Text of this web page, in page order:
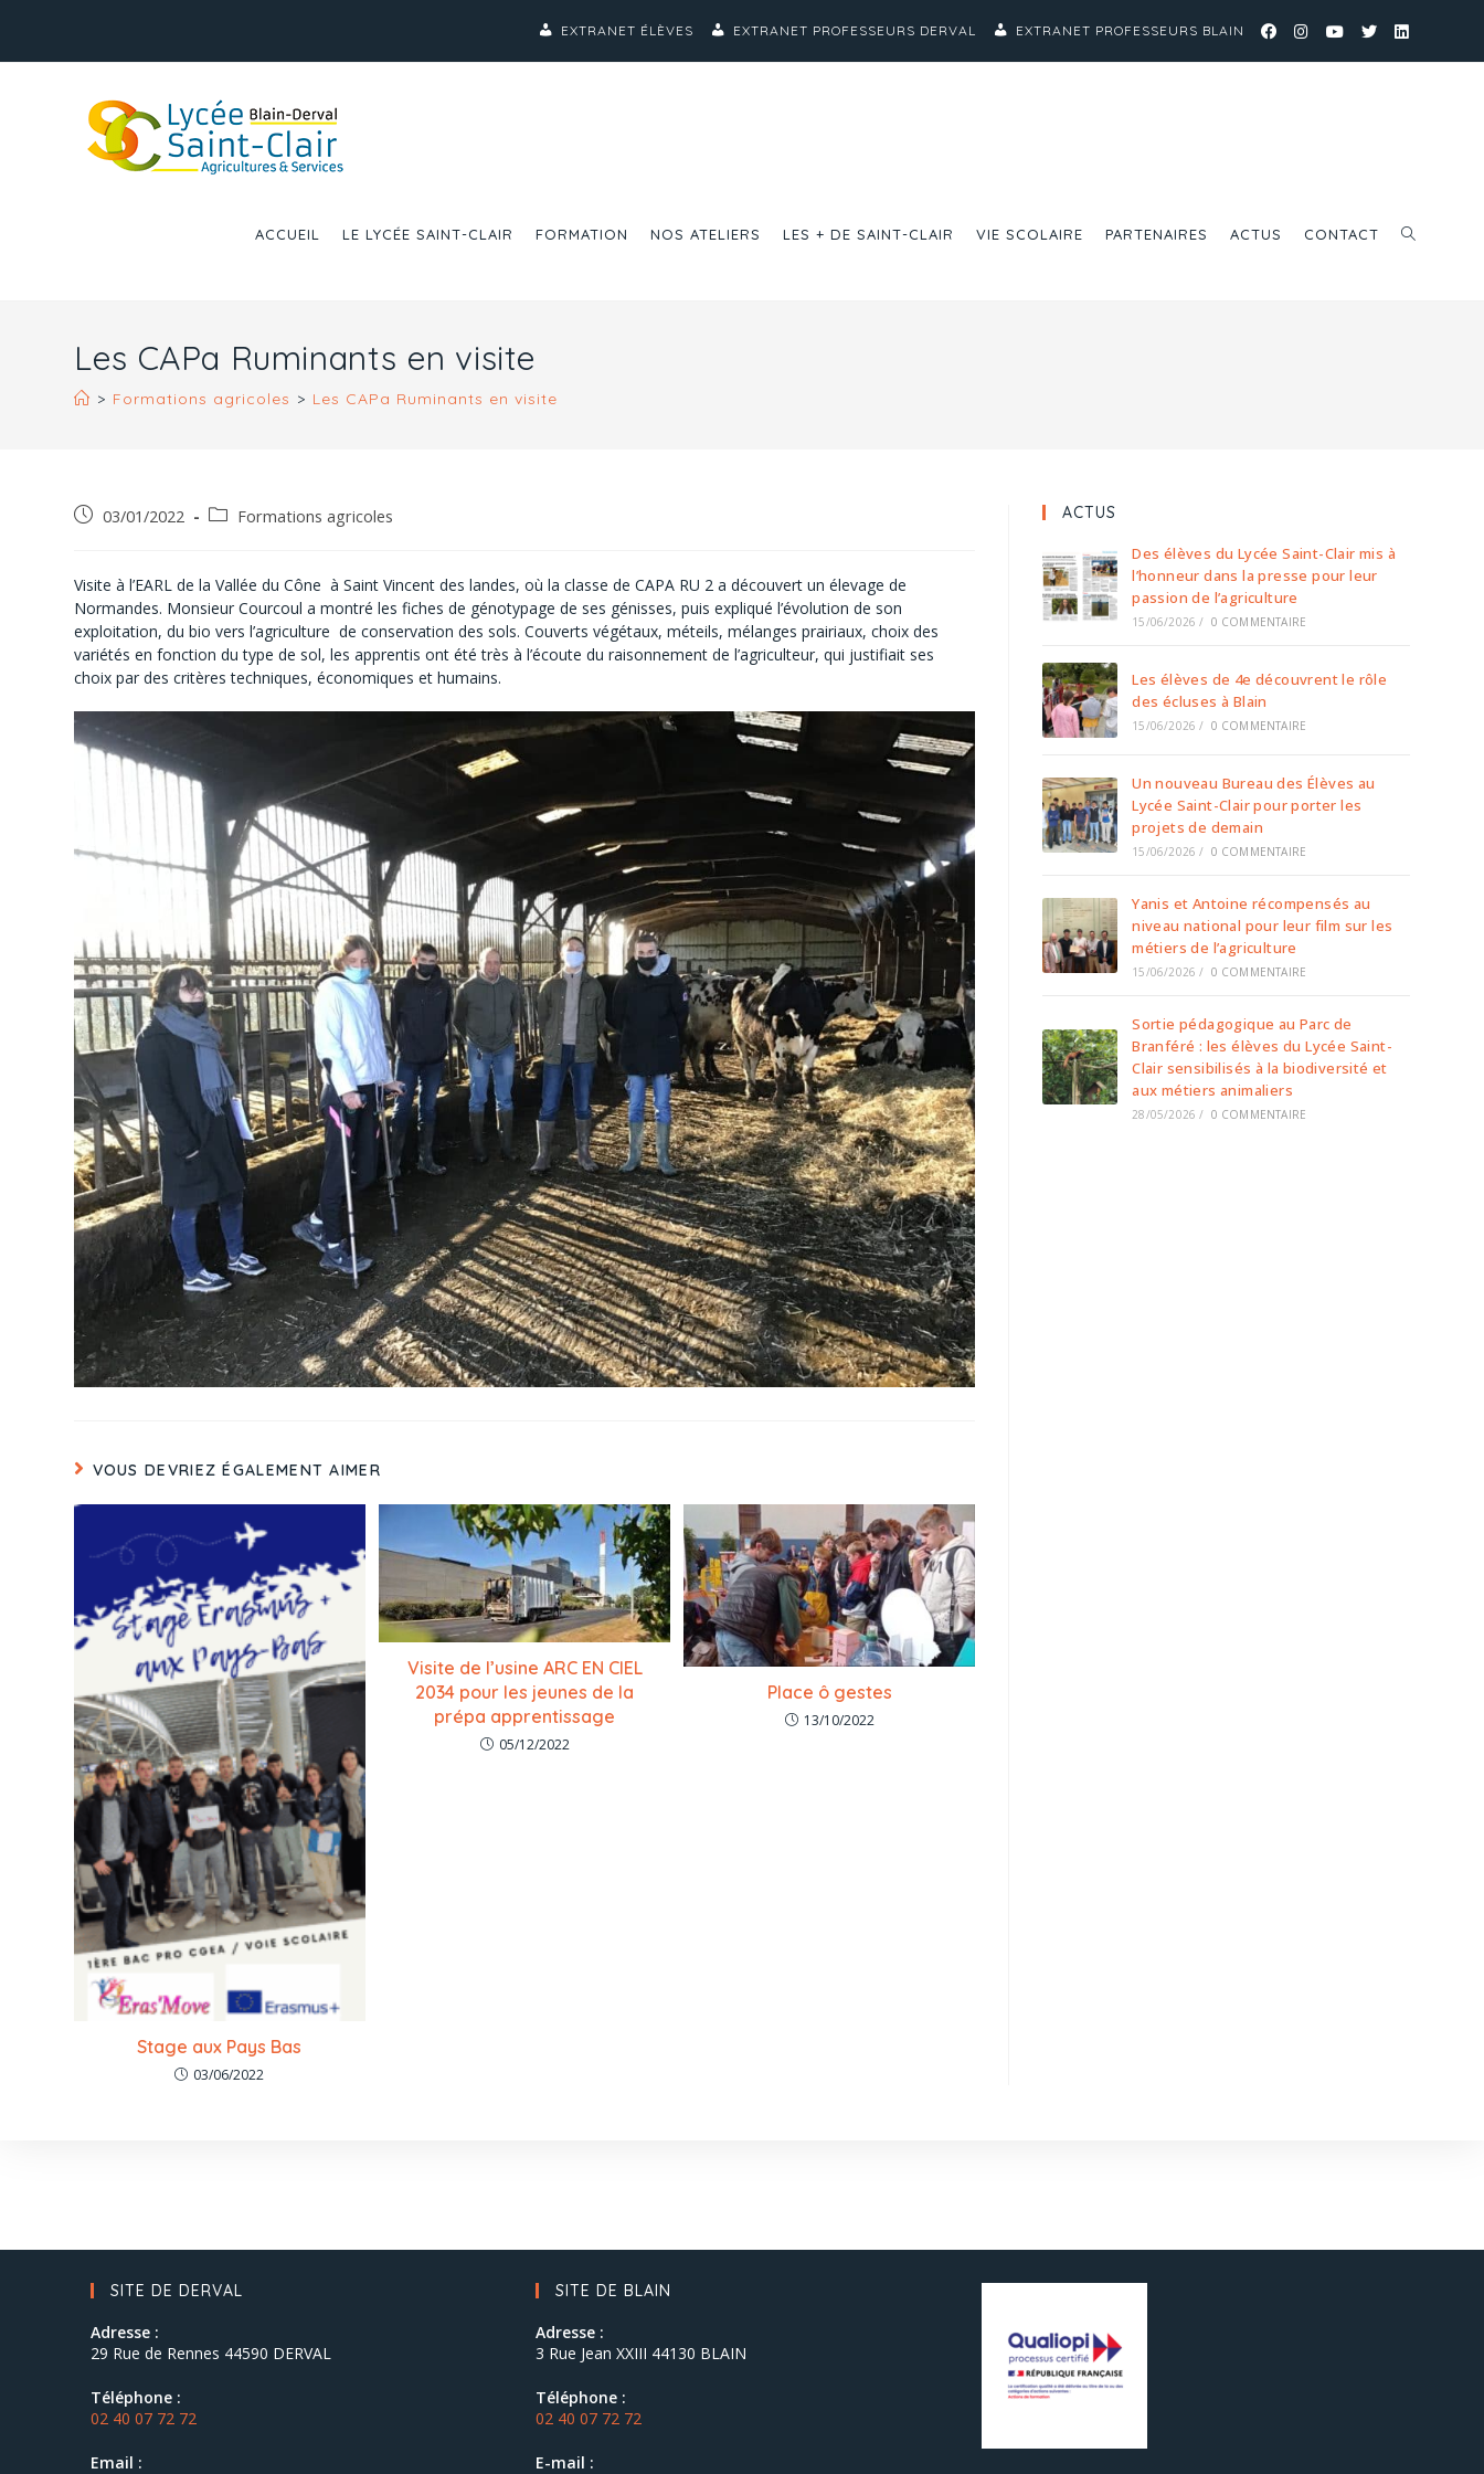
EXTRANET ÉLÈVES EXTRANET PROFESSEURS DERVAL EXTRANET PROFESSEURS BLAIN
ACCUEIL LE LYCÉE SAINT-CLAIR FORMATION NOS ATELIERS LES + DE SAINT-CLAIR VIE SCOLAIRE PARTENAIRES ACTUS CONTACT
Les CAPa Ruminants en visite
> Formations agricoles > Les CAPa Ruminants en visite
03/01/2022 Formations agricoles
Visite à l’EARL de la Vallée du Cône à Saint Vincent des landes, où la classe de CAPA RU 2 a découvert un élevage de
Normandes. Monsieur Courcoul a montré les fiches de génotypage de ses génisses, puis expliqué l’évolution de son
exploitation, du bio vers l’agriculture de conservation des sols. Couverts végétaux, méteils, mélanges prairiaux, choix des
variétés en fonction du type de sol, les apprentis ont été très à l’écoute du raisonnement de l’agriculteur, qui justifiait ses
choix par des critères techniques, économiques et humains.
VOUS DEVRIEZ ÉGALEMENT AIMER
Stage aux Pays Bas
03/06/2022
Visite de l’usine ARC EN CIEL
2034 pour les jeunes de la
prépa apprentissage
05/12/2022
Place ô gestes
13/10/2022
ACTUS
Des élèves du Lycée Saint-Clair mis à
l’honneur dans la presse pour leur
passion de l’agriculture
15/06/2026 / 0 COMMENTAIRE
Les élèves de 4e découvrent le rôle
des écluses à Blain
15/06/2026 / 0 COMMENTAIRE
Un nouveau Bureau des Élèves au
Lycée Saint-Clair pour porter les
projets de demain
15/06/2026 / 0 COMMENTAIRE
Yanis et Antoine récompensés au
niveau national pour leur film sur les
métiers de l’agriculture
15/06/2026 / 0 COMMENTAIRE
Sortie pédagogique au Parc de
Branféré : les élèves du Lycée Saint-
Clair sensibilisés à la biodiversité et
aux métiers animaliers
28/05/2026 / 0 COMMENTAIRE
SITE DE DERVAL
Adresse :
29 Rue de Rennes 44590 DERVAL
Téléphone :
02 40 07 72 72
Email :
SITE DE BLAIN
Adresse :
3 Rue Jean XXIII 44130 BLAIN
Téléphone :
02 40 07 72 72
E-mail :